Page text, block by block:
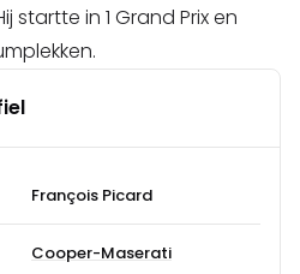
startte in 1 Grand Prix en
François Picard
Cooper-Maserati